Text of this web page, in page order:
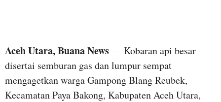
Aceh Utara, Buana News— Kobaran api besar
disertai semburan gas dan lumpur sempat
mengagetkan warga Gampong Blang Reubek,
Kecamatan Paya Bakong, Kabupaten Aceh Utara,